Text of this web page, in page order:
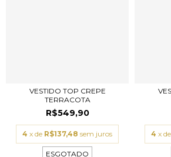
VESTIDO TOP CREPE
TERRACOTA
R$549,90
4 x de R$137,48 sem juros
ESGOTADO
4 x de